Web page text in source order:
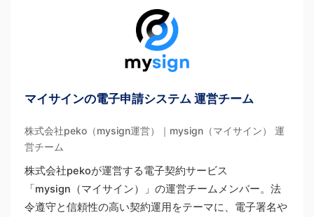
マイサインの電子申請システム 運営チーム
株式会社peko（mysign運営）｜mysign（マイサイン） 運
営チーム
株式会社pekoが運営する電子契約サービス
「mysign（マイサイン）」の運営チームメンバー。法
令遵守と信頼性の高い契約運用をテーマに、電子署名や